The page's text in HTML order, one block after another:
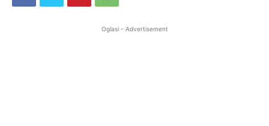
Oglasi - Advertisement